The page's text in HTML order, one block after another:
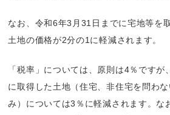
なお、令和6年3月31日までに宅地等を
土地の価格が2分の1に軽減されます。
「税率」については、原則は4％です
に取得した土地（住宅、非住宅を問わ
み）については3％に軽減されます。な